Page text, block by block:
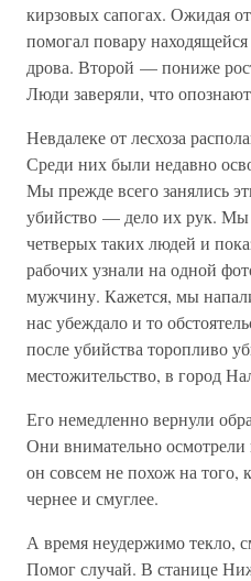
кирзовых сапогах. Ожидая
помогал повару
дрова. Второй — пониже
Люди заверяли, что
Невдалеке от лесхоза
Среди них были недавно
Мы прежде всего занялись
убийство — дело их рук. Мы
четверых таких людей и
рабочих узнали на одной
мужчину. Кажется, мы
нас убеждало и то
после убийства торопливо
местожительство, в город
Его немедленно вернули
Они внимательно
он совсем не похож на того,
чернее и смуглее.
А время неудержимо текло,
Помог случай. В станице